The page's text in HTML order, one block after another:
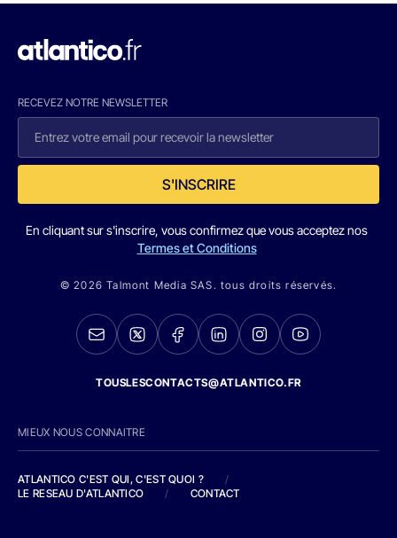
RECEVEZ NOTRE NEWSLETTER
S'INSCRIRE
En cliquant sur s'inscrire, vous confirmez que vous acceptez nos
Termes et Conditions
© 2026 Talmont Media SAS. tous droits réservés.
TOUSLESCONTACTS@ATLANTICO.FR
MIEUX NOUS CONNAITRE
ATLANTICO C'EST QUI, C'EST QUOI ?
/
LE RESEAU D'ATLANTICO
/ CONTACT